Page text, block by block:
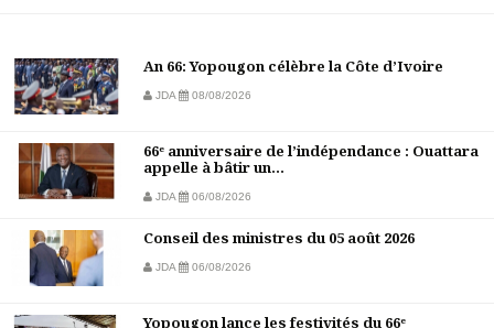
An 66: Yopougon célèbre la Côte d’Ivoire
JDA 08/08/2026
66ᵉ anniversaire de l’indépendance : Ouattara
appelle à bâtir un...
JDA 06/08/2026
Conseil des ministres du 05 août 2026
JDA 06/08/2026
Yopougon lance les festivités du 66ᵉ